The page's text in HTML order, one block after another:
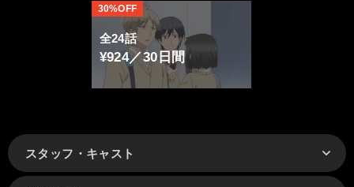
全24話
¥924／30日間
30%OFF
スタッフ・キャスト